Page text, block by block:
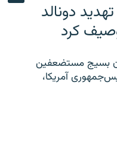
دونالد
کرد
بسیج مستضعفین
آمریکا،